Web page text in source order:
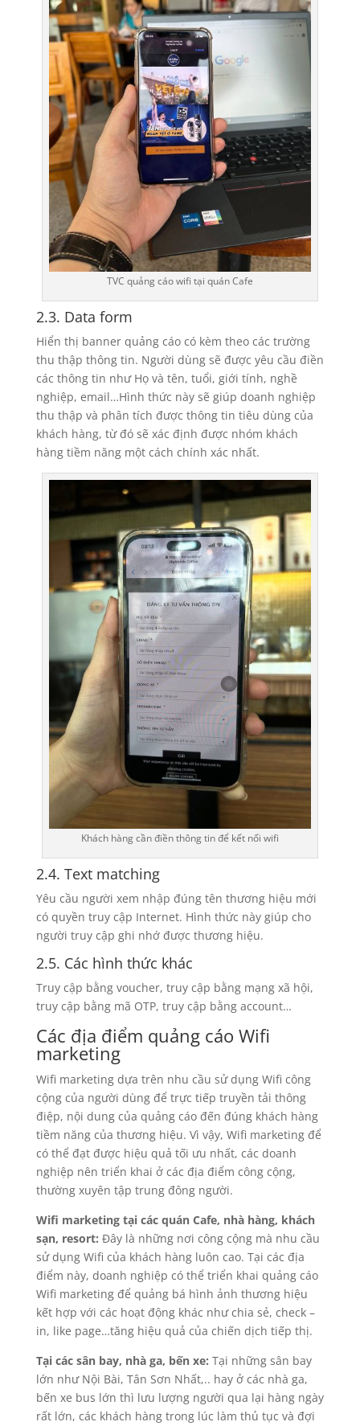
TVC quảng cáo wifi tại quán Cafe
2.3. Data form
Hiển thị banner quảng cáo có kèm theo các trường
thu thập thông tin. Người dùng sẽ được yêu cầu điền
các thông tin như Họ và tên, tuổi, giới tính, nghề
nghiệp, email…Hình thức này sẽ giúp doanh nghiệp
thu thập và phân tích được thông tin tiêu dùng của
khách hàng, từ đó sẽ xác định được nhóm khách
hàng tiềm năng một cách chính xác nhất.
Khách hàng cần điền thông tin để kết nối wifi
2.4. Text matching
Yêu cầu người xem nhập đúng tên thương hiệu mới
có quyền truy cập Internet. Hình thức này giúp cho
người truy cập ghi nhớ được thương hiệu.
2.5. Các hình thức khác
Truy cập bằng voucher, truy cập bằng mạng xã hội,
truy cập bằng mã OTP, truy cập bằng account…
Các địa điểm quảng cáo Wifi
marketing
Wifi marketing dựa trên nhu cầu sử dụng Wifi công
cộng của người dùng để trực tiếp truyền tải thông
điệp, nội dung của quảng cáo đến đúng khách hàng
tiềm năng của thương hiệu. Vì vậy, Wifi marketing để
có thể đạt được hiệu quả tối ưu nhất, các doanh
nghiệp nên triển khai ở các địa điểm công cộng,
thường xuyên tập trung đông người.
Wifi marketing tại các quán Cafe, nhà hàng, khách
sạn, resort: Đây là những nơi công cộng mà nhu cầu
sử dụng Wifi của khách hàng luôn cao. Tại các địa
điểm này, doanh nghiệp có thể triển khai quảng cáo
Wifi marketing để quảng bá hình ảnh thương hiệu
kết hợp với các hoạt động khác như chia sẻ, check –
in, like page…tăng hiệu quả của chiến dịch tiếp thị.
Tại các sân bay, nhà ga, bến xe: Tại những sân bay
lớn như Nội Bài, Tân Sơn Nhất,.. hay ở các nhà ga,
bến xe bus lớn thì lưu lượng người qua lại hàng ngày
rất lớn, các khách hàng trong lúc làm thủ tục và đợi